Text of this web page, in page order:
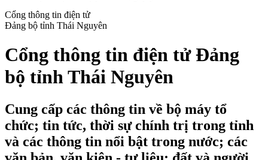
Cổng thông tin điện tử
Đảng bộ tỉnh Thái Nguyên
Cổng thông tin điện tử Đảng
bộ tỉnh Thái Nguyên
Cung cấp các thông tin về bộ máy tổ
chức; tin tức, thời sự chính trị trong tỉnh
và các thông tin nổi bật trong nước; các